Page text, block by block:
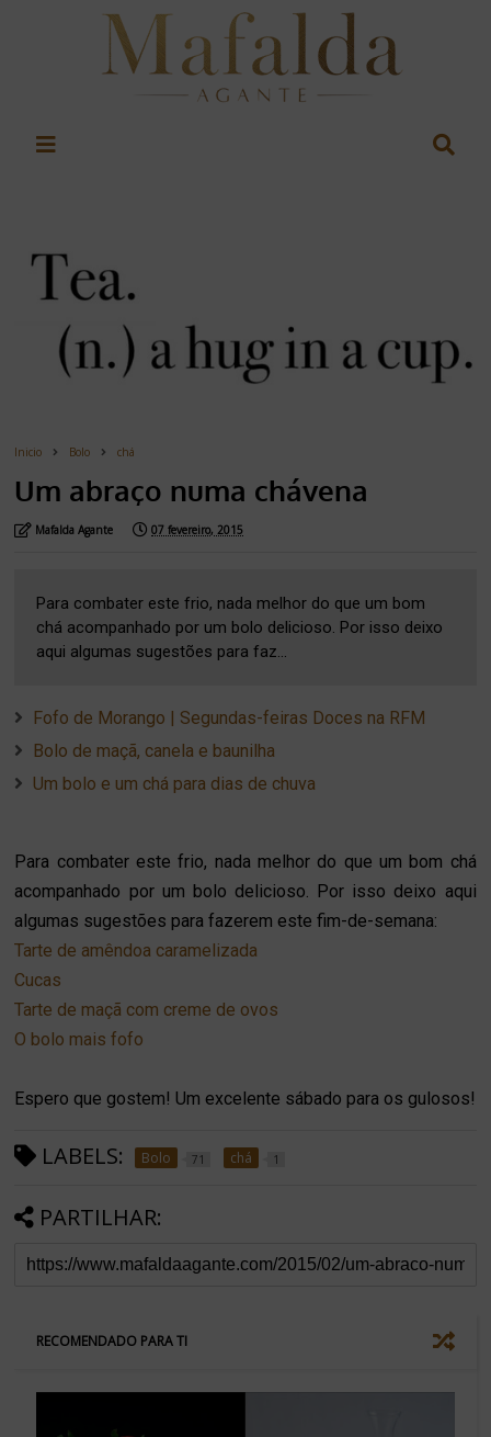
Inicio Bolo chá
Um abraço numa chávena
Mafalda Agante 07 fevereiro, 2015
Para combater este frio, nada melhor do que um bom
chá acompanhado por um bolo delicioso. Por isso deixo
aqui algumas sugestões para faz...
Fofo de Morango | Segundas-feiras Doces na RFM
Bolo de maçã, canela e baunilha
Um bolo e um chá para dias de chuva
Para combater este frio, nada melhor do que um bom chá
acompanhado por um bolo delicioso. Por isso deixo aqui
algumas sugestões para fazerem este fim-de-semana:
Tarte de amêndoa caramelizada
Cucas
Tarte de maçã com creme de ovos
O bolo mais fofo
Espero que gostem! Um excelente sábado para os gulosos!
LABELS: Bolo 71 chá 1
PARTILHAR:
RECOMENDADO PARA TI